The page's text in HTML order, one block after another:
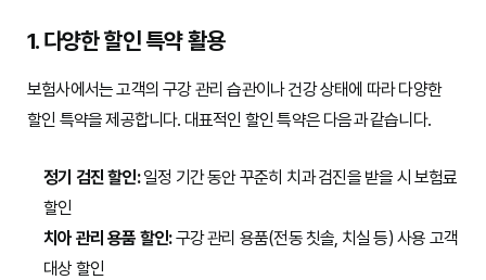
1. 다양한 할인 특약 활용
보험사에서는 고객의 구강 관리 습관이나 건강 상태에 따라 다양한
할인 특약을 제공합니다. 대표적인 할인 특약은 다음과 같습니다.
정기 검진 할인:일정 기간 동안 꾸준히 치과 검진을 받을 시 보험료
할인
치아 관리 용품 할인:구강 관리 용품(전동 칫솔, 치실 등) 사용 고객
대상 할인